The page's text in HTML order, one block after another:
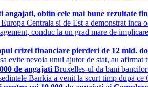
angajati, obtin cele mai bune rezultate
Centrala si de Est a demonstrat inca
conduc la un grad mare de
crizei financiare pierderi de 12 mld.
evite nevoia unui ajutor de stat, au
de angajati Bruxelles-ul da bani
Bankia a venit la scurt timp dupa